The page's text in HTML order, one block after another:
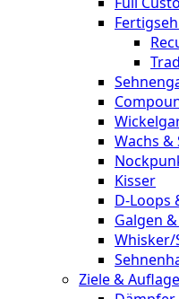
Wachs
Kisser
D-Loops
Galgen
Whisker/
Ziele &